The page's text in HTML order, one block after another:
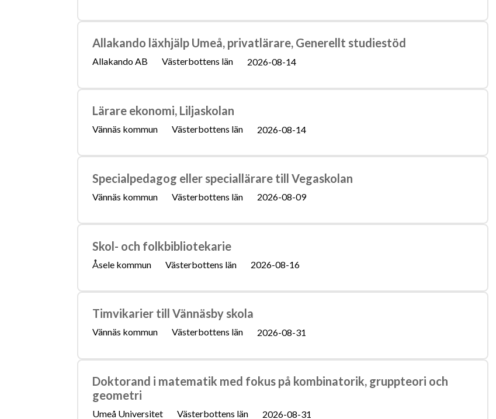
Allakando läxhjälp Umeå, privatlärare, Generellt studiestöd
Allakando AB Västerbottens län 2026-08-14
Lärare ekonomi, Liljaskolan
Vännäs kommun Västerbottens län 2026-08-14
Specialpedagog eller speciallärare till Vegaskolan
Vännäs kommun Västerbottens län 2026-08-09
Skol- och folkbibliotekarie
Åsele kommun Västerbottens län 2026-08-16
Timvikarier till Vännäsby skola
Vännäs kommun Västerbottens län 2026-08-31
Doktorand i matematik med fokus på kombinatorik, gruppteori och
geometri
Umeå Universitet Västerbottens län 2026-08-31